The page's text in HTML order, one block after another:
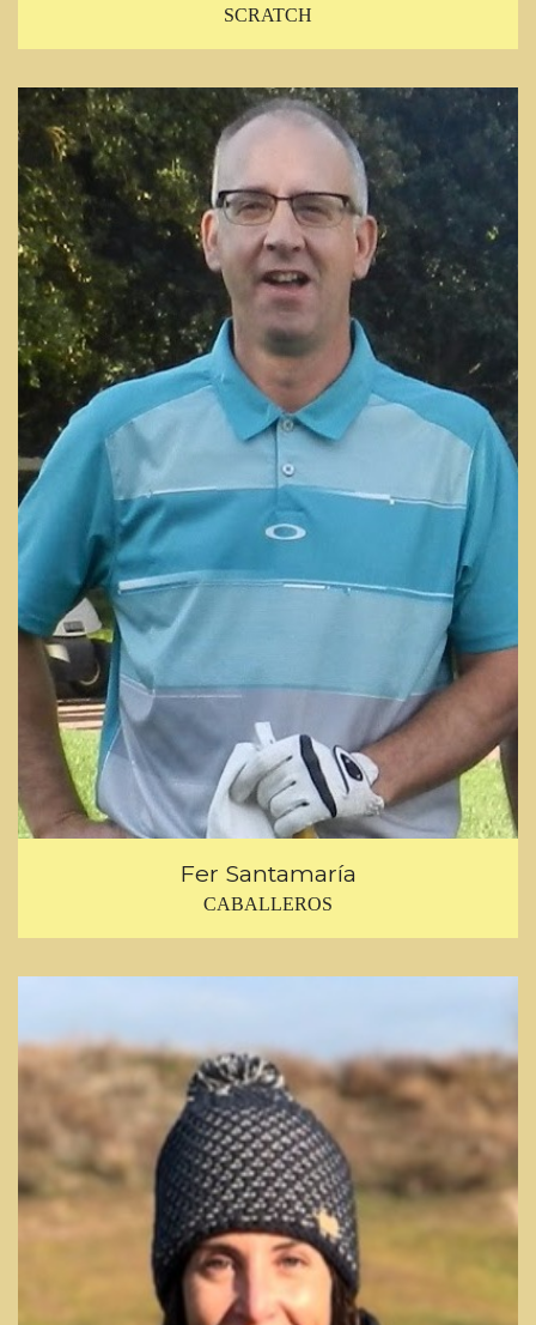
SCRATCH
Fer Santamaría
CABALLEROS